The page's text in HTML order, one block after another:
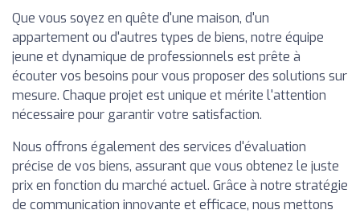
Que vous soyez en quête d'une maison, d'un
appartement ou d'autres types de biens, notre équipe
jeune et dynamique de professionnels est prête à
écouter vos besoins pour vous proposer des solutions sur
mesure. Chaque projet est unique et mérite l'attention
nécessaire pour garantir votre satisfaction.
Nous offrons également des services d'évaluation
précise de vos biens, assurant que vous obtenez le juste
prix en fonction du marché actuel. Grâce à notre stratégie
de communication innovante et efficace, nous mettons